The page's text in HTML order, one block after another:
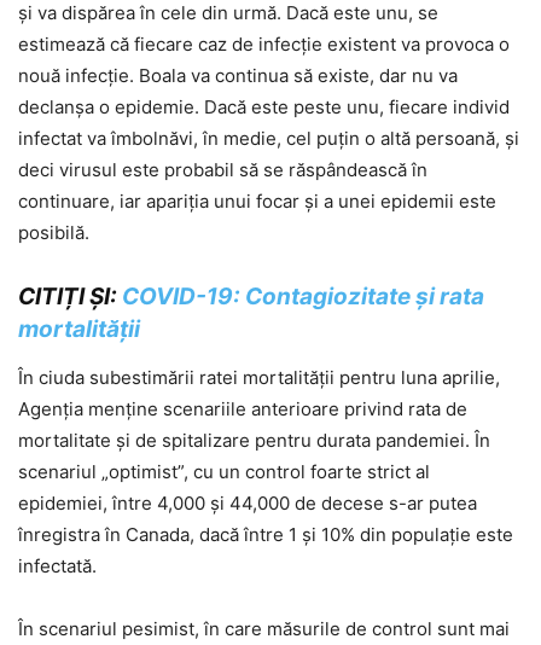
și va dispărea în cele din urmă. Dacă este unu, se
estimează că fiecare caz de infecție existent va provoca o
nouă infecție. Boala va continua să existe, dar nu va
declanșa o epidemie. Dacă este peste unu, fiecare individ
infectat va îmbolnăvi, în medie, cel puțin o altă persoană, și
deci virusul este probabil să se răspândească în
continuare, iar apariția unui focar și a unei epidemii este
posibilă.
CITIȚI ȘI: COVID-19: Contagiozitate și rata
mortalității
În ciuda subestimării ratei mortalității pentru luna aprilie,
Agenția menține scenariile anterioare privind rata de
mortalitate și de spitalizare pentru durata pandemiei. În
scenariul „optimist”, cu un control foarte strict al
epidemiei, între 4,000 și 44,000 de decese s-ar putea
înregistra în Canada, dacă între 1 și 10% din populație este
infectată.
În scenariul pesimist, în care măsurile de control sunt mai